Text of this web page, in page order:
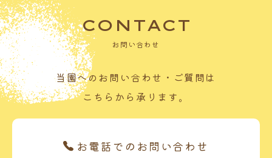
CONTACT
お問い合わせ
当園へのお問い合わせ・ご質問は
こちらから承ります。
お電話でのお問い合わせ